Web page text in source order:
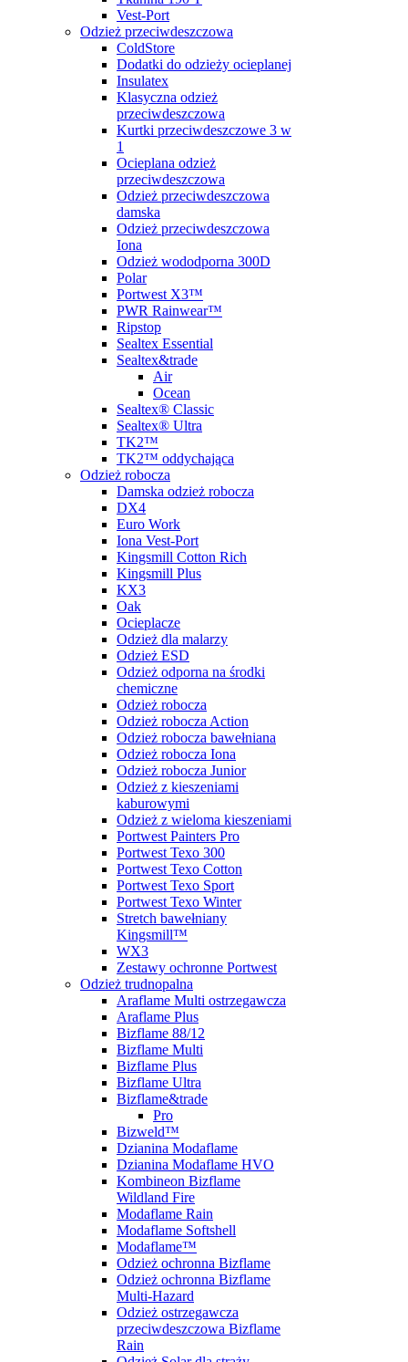
Vest-Port
Odzież przeciwdeszczowa
ColdStore
Dodatki do odzieży ocieplanej
Insulatex
Klasyczna odzież
przeciwdeszczowa
Kurtki przeciwdeszczowe 3 w
1
Ocieplana odzież
przeciwdeszczowa
Odzież przeciwdeszczowa
damska
Odzież przeciwdeszczowa
Iona
Odzież wododporna 300D
Polar
Portwest X3™
PWR Rainwear™
Ripstop
Sealtex Essential
Sealtex&trade
Air
Ocean
Sealtex® Classic
Sealtex® Ultra
TK2™
TK2™ oddychająca
Odzież robocza
Damska odzież robocza
DX4
Euro Work
Iona Vest-Port
Kingsmill Cotton Rich
Kingsmill Plus
KX3
Oak
Ocieplacze
Odzież dla malarzy
Odzież ESD
Odzież odporna na środki
chemiczne
Odzież robocza
Odzież robocza Action
Odzież robocza bawełniana
Odzież robocza Iona
Odzież robocza Junior
Odzież z kieszeniami
kaburowymi
Odzież z wieloma kieszeniami
Portwest Painters Pro
Portwest Texo 300
Portwest Texo Cotton
Portwest Texo Sport
Portwest Texo Winter
Stretch bawełniany
Kingsmill™
WX3
Zestawy ochronne Portwest
Odzież trudnopalna
Araflame Multi ostrzegawcza
Araflame Plus
Bizflame 88/12
Bizflame Multi
Bizflame Plus
Bizflame Ultra
Bizflame&trade
Pro
Bizweld™
Dzianina Modaflame
Dzianina Modaflame HVO
Kombineon Bizflame
Wildland Fire
Modaflame Rain
Modaflame Softshell
Modaflame™
Odzież ochronna Bizflame
Odzież ochronna Bizflame
Multi-Hazard
Odzież ostrzegawcza
przeciwdeszczowa Bizflame
Rain